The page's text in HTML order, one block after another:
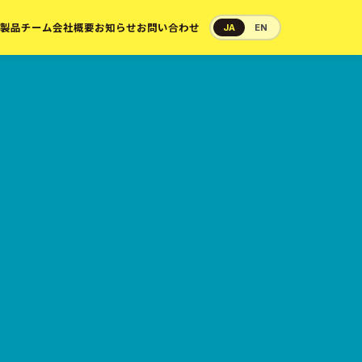
製品チーム会社概要お知らせお問い合わせ JA EN